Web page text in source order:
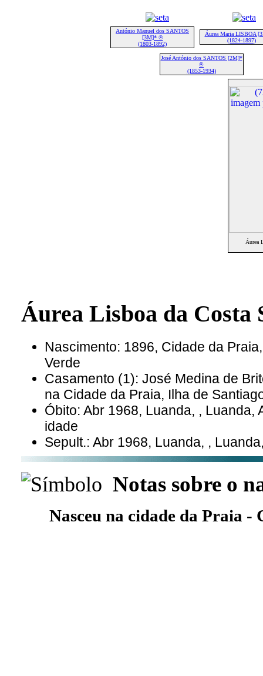
António Manuel dos SANTOS
[3M]* ®
(1803-1892)
Áurea Maria LISBOA
(1824-1897)
José António dos SANTOS [2M]*
®
(1853-1934)
Áurea
Áurea Lisboa da Costa
Nascimento: 1896, Cidade da
Verde
Casamento (1): José Medina de
na Cidade da Praia, Ilha de
Óbito: Abr 1968, Luanda, , Luanda,
idade
Sepult.: Abr 1968, Luanda, ,
Notas sobre o
Nasceu na cidade da Praia -